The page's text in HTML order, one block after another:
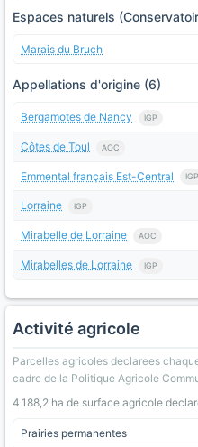
Espaces naturels
Marais du Bruch
Appellations d'origine (6)
Bergamotes de Nancy IGP
Côtes de Toul AOC
Emmental français Est-Central IGP
Lorraine IGP
Mirabelle de Lorraine AOC
Mirabelles de Lorraine IGP
Activité agricole
Parcelles agricoles declarees
cadre de la Politique Agricole
4 188,2 ha de surface agricole
Prairies permanentes